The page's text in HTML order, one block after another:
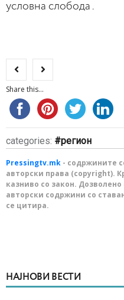
условна слобода .
Share this...
categories: регион
Pressingtv.mk - содржините
авторски права (copyright).
казниво со закон.
авторски содржини со
се цитира.
НАЈНОВИ ВЕСТИ